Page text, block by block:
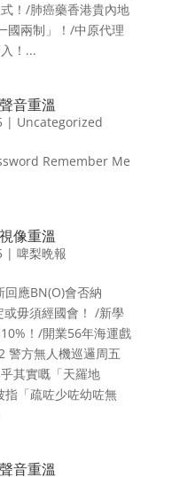
！/肺癌藥香港貴內地
國兩制」！/中原代理
！...
音重溫
| Uncategorized
Remember Me
像重溫
| 啤梨晩報
應BN(O)會否納
毋須經國會！ /新學
！/開業56年海運戲
方無人機巡邏周五
其實嘅「天羅地
「疏咗少咗幼咗無
音重溫